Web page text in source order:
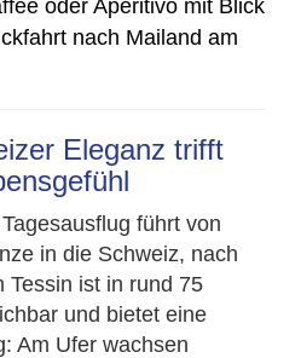
oder Aperitivo mit Blick
nach Mailand am
Eleganz trifft
führt von
in die Schweiz, nach
Tessin ist in rund 75
und bietet eine
Am Ufer wachsen